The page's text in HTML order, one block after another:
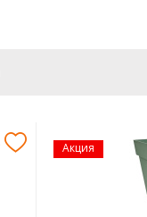
Акция